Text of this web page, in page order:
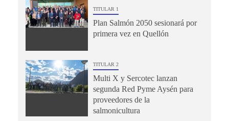
TITULAR 1
Plan Salmón 2050 sesionará por
primera vez en Quellón
TITULAR 2
Multi X y Sercotec lanzan
segunda Red Pyme Aysén para
proveedores de la
salmonicultura